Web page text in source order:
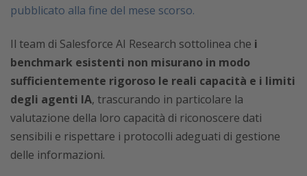
pubblicato alla fine del mese scorso.
Il team di Salesforce AI Research sottolinea che i
benchmark esistenti non misurano in modo
sufficientemente rigoroso le reali capacità e i limiti
degli agenti IA, trascurando in particolare la
valutazione della loro capacità di riconoscere dati
sensibili e rispettare i protocolli adeguati di gestione
delle informazioni.